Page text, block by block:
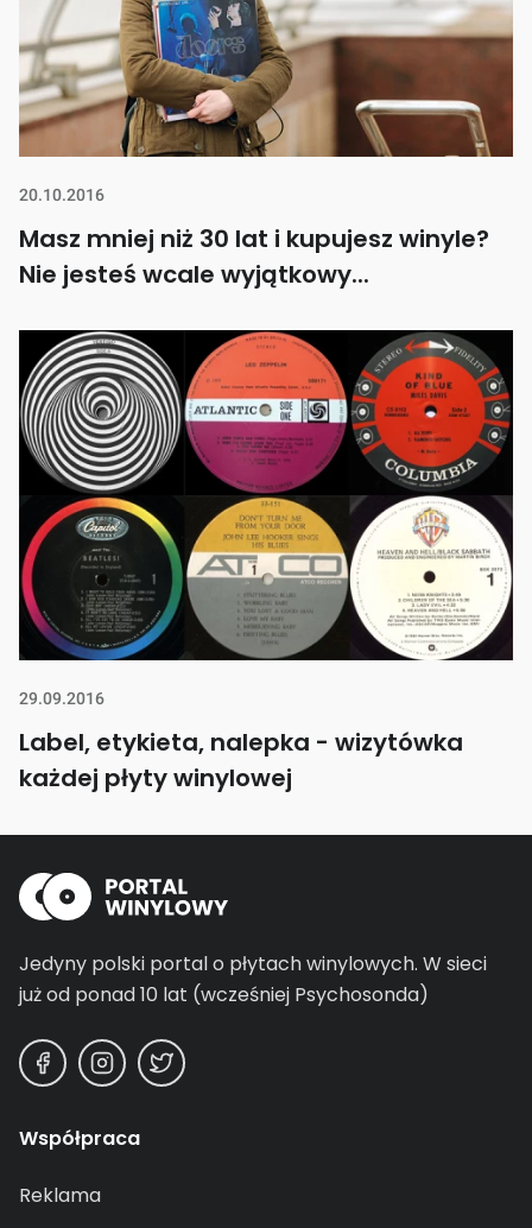
20.10.2016
Masz mniej niż 30 lat i kupujesz winyle?
Nie jesteś wcale wyjątkowy...
29.09.2016
Label, etykieta, nalepka - wizytówka
każdej płyty winylowej
Jedyny polski portal o płytach winylowych. W sieci
już od ponad 10 lat (wcześniej Psychosonda)
Współpraca
Reklama